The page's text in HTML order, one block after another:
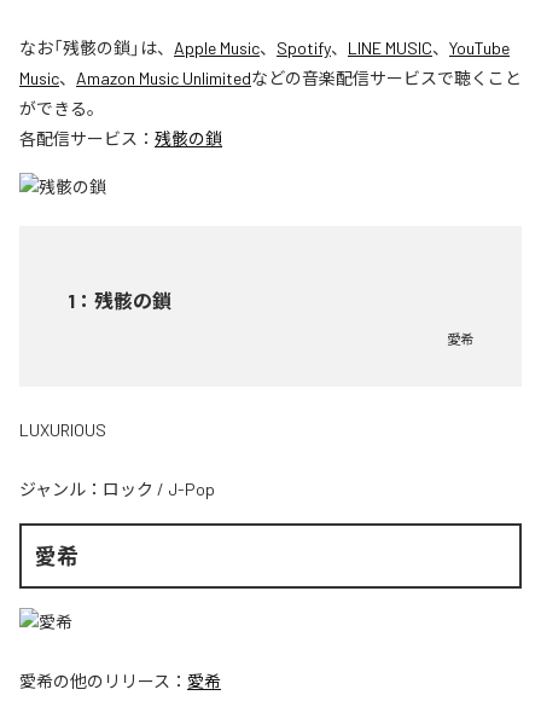
なお「残骸の鎖 」は、 Apple Music、 Spotify、 LINE MUSIC、 YouTube
Music、 Amazon Music Unlimitedなどの音楽配信サービスで聴くこと
ができる。
各配信サービス： 残骸の鎖
1 ： 残骸の鎖
愛希
LUXURIOUS
ジャンル： ロック / J-Pop
愛希
愛希の他のリリース： 愛希